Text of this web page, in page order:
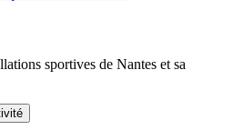
sportives de Nantes et sa